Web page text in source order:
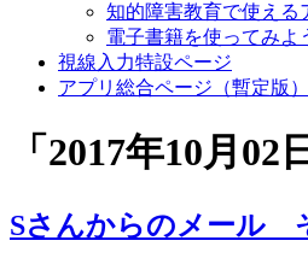
知的障害教育で使える
電子書籍を使ってみよ
視線入力特設ページ
アプリ総合ページ（暫定版）
「 2017年10月02日
Sさんからのメール